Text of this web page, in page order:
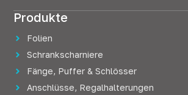
Produkte
Folien
Schrankscharniere
Fänge, Puffer & Schlösser
Anschlüsse, Regalhalterungen